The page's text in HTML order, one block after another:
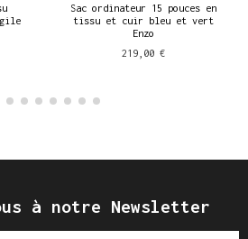
Sac ordinateur 15 pouces en
tissu et cuir bleu et vert
Enzo
219,00 €
à notre Newsletter